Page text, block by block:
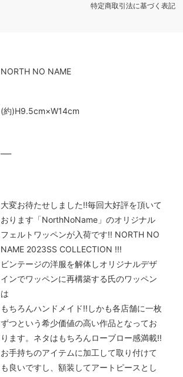
特定商取引法に基づく表記
NORTH NO NAME
(約)H9.5cm×W14cm
大変お待たせしました!!毎回大好評を頂いて
おります「NorthNoName」のオリジナル
フェルトワッペンが入荷です!! NORTH NO
NAME 2023SS COLLECTION !!!
ビンテージの洋服を解体しオリジナルデザ
インでワッペンに再構築する氏のワッペン
は
もちろんハンドメイド!!しかも各店舗に一枚
ずつという希少価値の高い作品となってお
ります。ネタはもちろんローブロー感満載!!
お手持ちのアイテムに加工して取り付けて
も良いですし、額装してアートピースとし